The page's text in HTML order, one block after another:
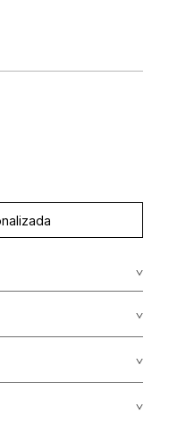
algodón 100%
planchar por el reves.
Card y American